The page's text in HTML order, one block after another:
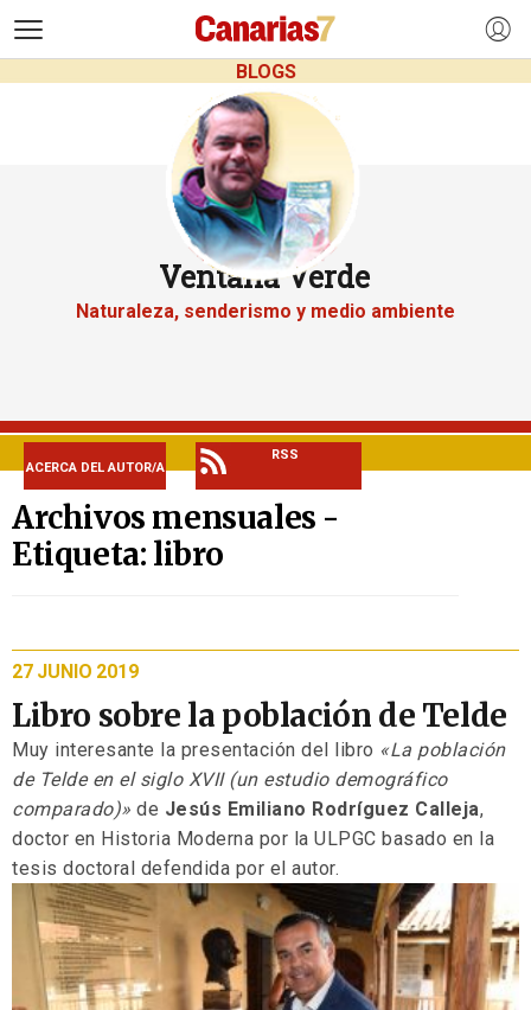
BLOGS
Ventana Verde
Naturaleza, senderismo y medio ambiente
ACERCA DEL AUTOR/A
RSS
Archivos mensuales -
Etiqueta: libro
27 JUNIO 2019
Libro sobre la población de Telde
Muy interesante la presentación del libro «La población
de Telde en el siglo XVII (un estudio demográfico
comparado)» de Jesús Emiliano Rodríguez Calleja,
doctor en Historia Moderna por la ULPGC basado en la
tesis doctoral defendida por el autor.